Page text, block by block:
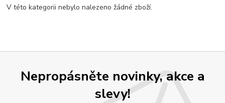
V této kategorii nebylo nalezeno žádné zboží.
Nepropásněte novinky, akce a
slevy!